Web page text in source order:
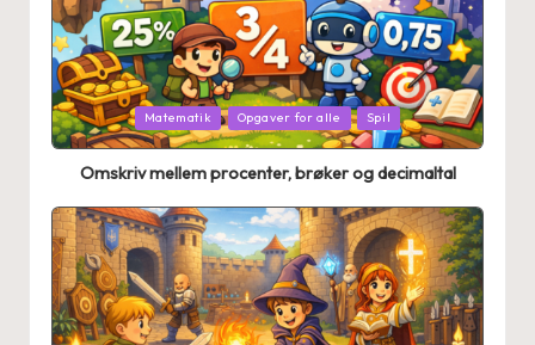
Posted
in
Matematik Opgaver for alle Spil
Omskriv mellem procenter, brøker og decimaltal